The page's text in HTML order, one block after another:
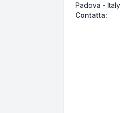
Padova - Italy
Contatta: